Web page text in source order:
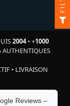
2004• +1000
AUTHENTIQUES
• LIVRAISON
Reviews –